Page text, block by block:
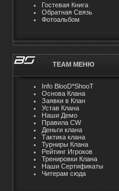
Гостевая Книга
Обратная Связь
Фотоальбом
TEAM MЕНЮ
Info BlooD*ShooT
Основа Клана
Заявки в Клан
Устав Клана
Наши Демо
Правила CW
Деньги клана
Тактика клана
Турниры Клана
Рейтинг Игроков
Тренировки Клана
Наши Сертификаты
Читерам сюда